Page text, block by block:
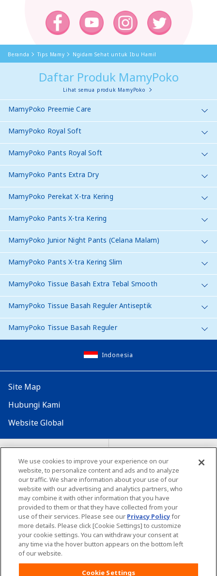
Beranda Tips Mamy ​​​​Ngidam Sehat untuk Ibu Hamil
Daftar Produk MamyPoko
Lihat semua produk MamyPoko
MamyPoko Preemie Care
MamyPoko Royal Soft
MamyPoko Pants Royal Soft
MamyPoko Pants Extra Dry
MamyPoko Perekat X-tra Kering
MamyPoko Pants X-tra Kering
MamyPoko Junior Night Pants (Celana Malam)
MamyPoko Pants X-tra Kering Slim
MamyPoko Tissue Basah Extra Tebal Smooth
MamyPoko Tissue Basah Reguler Antiseptik
MamyPoko Tissue Basah Reguler
Indonesia
Site Map
Hubungi Kami
Website Global
Map Situs Lokasi seluruh dunia
Tentang penggunaan situs ini Lingkungan yang dianjurkan
Copyright© Unicharm Corporation
We use cookies to improve your experience on our
website, to personalize content and ads and to analyze
our traffic. We share information about your use of our
website with our advertising and analytics partners, who
may combine it with other information that you have
provided to them or that they have collected from your
use of their services. Please see our Privacy Policyfor
more details. Please click [Cookie Settings] to customize
your cookie settings. You can withdraw your consent at
any time via the hover button appears on the bottom left
of our website.
Cookie Settings